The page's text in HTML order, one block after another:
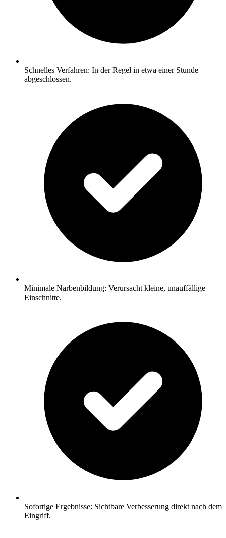
Schnelles Verfahren: In der Regel in etwa einer Stunde
abgeschlossen.
Minimale Narbenbildung: Verursacht kleine, unauffällige
Einschnitte.
Sofortige Ergebnisse: Sichtbare Verbesserung direkt nach dem
Eingriff.